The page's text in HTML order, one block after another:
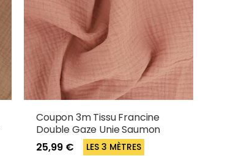
Coupon 3m Tissu Francine
Double Gaze Unie Saumon
25,99 €
LES 3 MÈTRES